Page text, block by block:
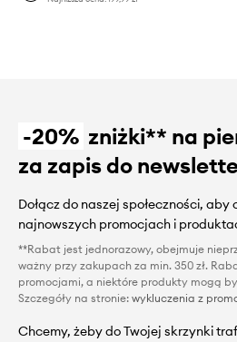
-20% zniżki** na
za zapis do
Dołącz do naszej społeczności,
najnowszych promocjach i
**Rabat jest jednorazowy, obejmuje
ważny przy zakupach za min. 350 zł.
promocjami, a niektóre produkty mogą
Szczegóły na stronie: wykluczenia z
Chcemy, żeby do Twojej skrzynki